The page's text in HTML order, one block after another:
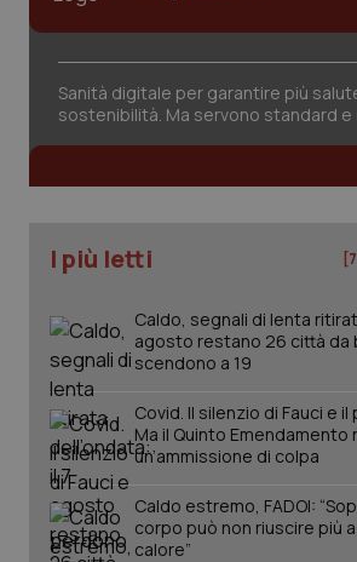
Sanità digitale per garantire più
sostenibilità. Ma servono standard e
I più letti
Caldo, segnali di lenta
agosto restano 26 città da
scendono a 19
Covid. Il silenzio di Fauci e
Ma il Quinto Emendamento
un’ammissione di colpa
Caldo estremo, FADOI:
corpo può non riuscire più
calore”
PHPSESSID